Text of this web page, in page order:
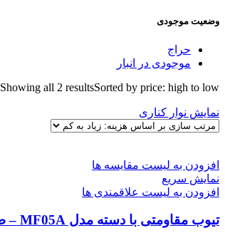
وضعیت موجودی
حراج
موجودی در انبار
Showing all 2 resultsSorted by price: high to low
نمایش نوار کناری
افزودن به لیست مقایسه ها
نمایش سریع
افزودن به لیست علاقمندی ها
تیوب مقاومتی با دسته مدل MF05A – طول 5 متر (ساخت 5 Meter Resistance Tube with Handles